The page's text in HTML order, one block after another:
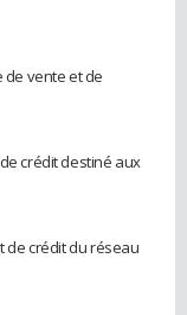
de vente et de
crédit destiné aux
de crédit du réseau